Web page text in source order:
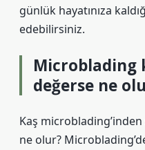
günlük hayatınıza
edebilirsiniz.
Microblading
değerse ne
Kaş
ne olur?